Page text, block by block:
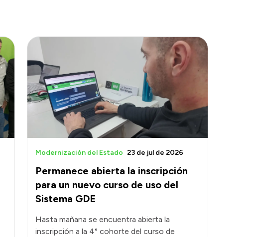
Permanece abierta la inscripción
para un nuevo curso de uso del
Sistema GDE
Modernización del Estado 23 de jul de 2026
Hasta mañana se encuentra abierta la
inscripción a la 4° cohorte del curso de